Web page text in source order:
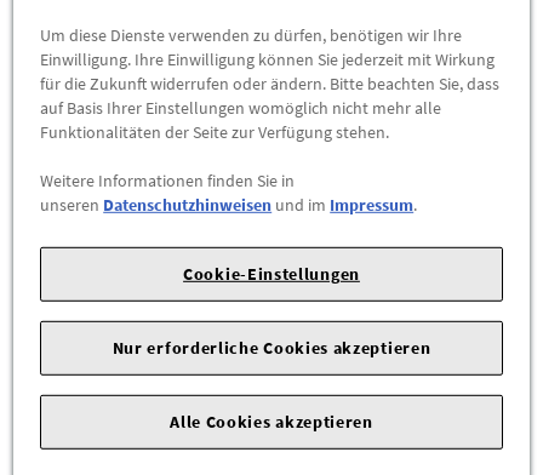
Herstellerangaben: Mercedes-Benz AG |Mercedesstr. 120 |
70723 Stuttgart |Tel: +49711170 |E-Mail:
dialog.mb@mercedes-benz.com|Webseite:
passt? Kein Problem.Senden Sie uns die komplette
Fahrgestellnummer Ihres Fahrzeugs,wir prüfen für Sie, ob das
Teil passt.Zum Beispiel passend (kann Ausstattung- oder
Fahrgestellnummer Abhängig sein) für die Mercedes-Benz
Modelle: 907123 (SPRINTER 211 CDI)907131 (Sprinter 311 CDI,
FHS 3500kg A1 3250mm)907133 (Sprinter 311 CDI, FHS 3500kg
A2 3665mm)907135 (Sprinter 311 CDI, FHS 3500kg A3
Um diese Dienste verwenden zu dürfen, benötigen wir Ihre
Einwilligung. Ihre Einwilligung können Sie jederzeit mit Wirkung
für die Zukunft widerrufen oder ändern. Bitte beachten Sie, dass
auf Basis Ihrer Einstellungen womöglich nicht mehr alle
Funktionalitäten der Seite zur Verfügung stehen.
Weitere Informationen finden Sie in
unseren Datenschutzhinweisen und im Impressum.
Cookie-Einstellungen
Nur erforderliche Cookies akzeptieren
Alle Cookies akzeptieren